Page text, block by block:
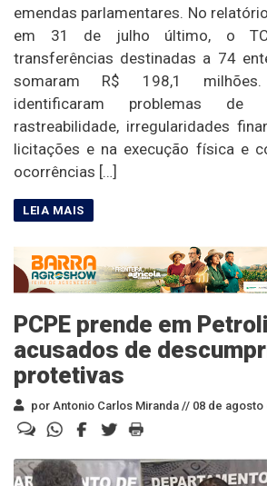
emendas parlamentares. No
em 31 de julho último, o
transferências destinadas a 74
somaram R$ 198,1
identificaram problemas de
rastreabilidade, irregularidades
licitações e na execução física e
ocorrências […]
PCPE prende em
acusados de
protetivas
por Antonio Carlos Miranda // 08 de agosto